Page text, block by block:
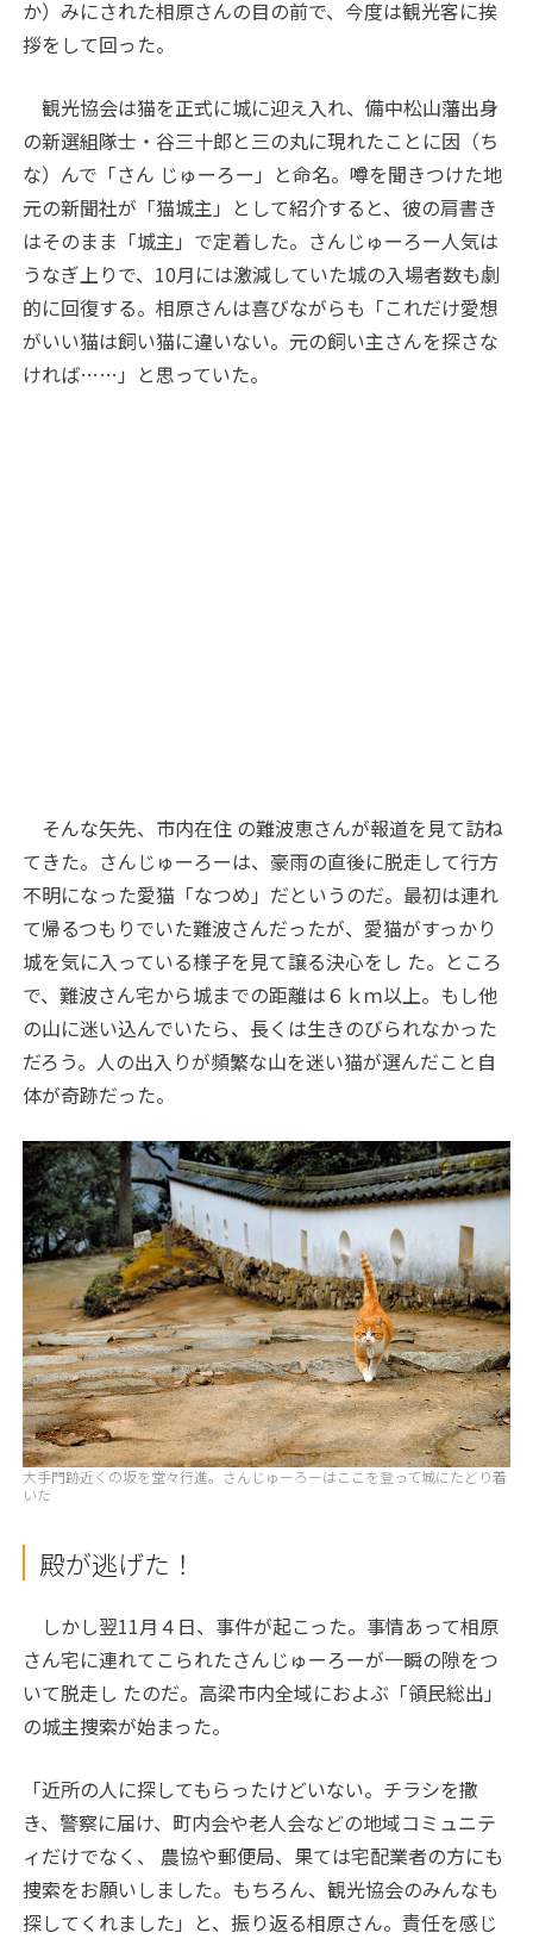
か）みにされた相原さんの目の前で、今度は観光客に挨
拶をして回った。
観光協会は猫を正式に城に迎え入れ、備中松山藩出身
の新選組隊士・谷三十郎と三の丸に現れたことに因（ち
な）んで「さん じゅーろー」と命名。噂を聞きつけた地
元の新聞社が「猫城主」として紹介すると、彼の肩書き
はそのまま「城主」で定着した。さんじゅーろー人気は
うなぎ上りで、10月には激減していた城の入場者数も劇
的に回復する。相原さんは喜びながらも「これだけ愛想
がいい猫は飼い猫に違いない。元の飼い主さんを探さな
ければ……」と思っていた。
そんな矢先、市内在住 の難波恵さんが報道を見て訪ね
てきた。さんじゅーろーは、豪雨の直後に脱走して行方
不明になった愛猫「なつめ」だというのだ。最初は連れ
て帰るつもりでいた難波さんだったが、愛猫がすっかり
城を気に入っている様子を見て譲る決心をし た。ところ
で、難波さん宅から城までの距離は６ｋｍ以上。もし他
の山に迷い込んでいたら、長くは生きのびられなかった
だろう。人の出入りが頻繁な山を迷い猫が選んだこと自
体が奇跡だった。
大手門跡近くの坂を堂々行進。さんじゅーろーはここを登って城にたどり着
いた
殿が逃げた！
しかし翌11月４日、事件が起こった。事情あって相原
さん宅に連れてこられたさんじゅーろーが一瞬の隙をつ
いて脱走し たのだ。高梁市内全域におよぶ「領民総出」
の城主捜索が始まった。
「近所の人に探してもらったけどいない。チラシを撒
き、警察に届け、町内会や老人会などの地域コミュニテ
ィだけでなく、 農協や郵便局、果ては宅配業者の方にも
捜索をお願いしました。もちろん、観光協会のみんなも
探してくれました」と、振り返る相原さん。責任を感じ